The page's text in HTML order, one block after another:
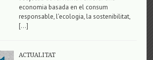
economia basada en el consum
responsable, l’ecologia, la sostenibilitat,
[…]
ACTUALITAT